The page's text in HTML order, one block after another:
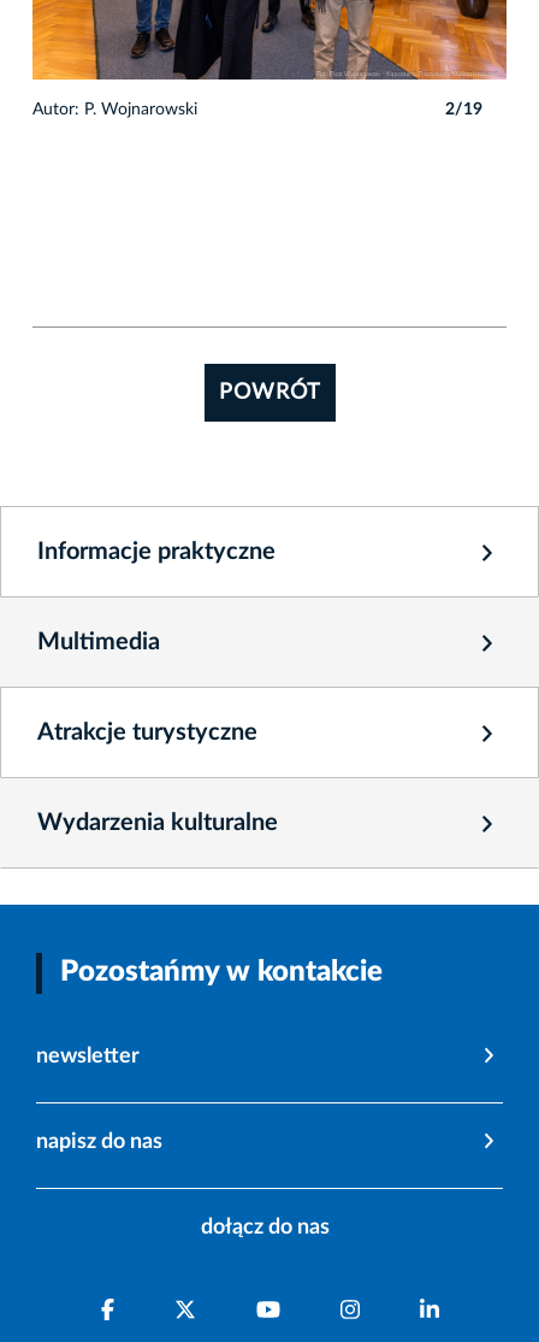
Autor: P. Wojnarowski 2/19
POWRÓT
Informacje praktyczne
Multimedia
Atrakcje turystyczne
Wydarzenia kulturalne
Pozostańmy w kontakcie
newsletter
napisz do nas
dołącz do nas